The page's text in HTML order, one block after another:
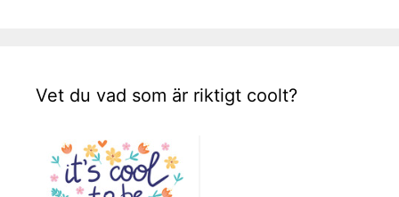
Vet du vad som är riktigt coolt?